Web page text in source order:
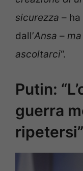
sicurezza –
dall’Ansa –
ascoltarci“.
Putin:
guerra
ripetersi”